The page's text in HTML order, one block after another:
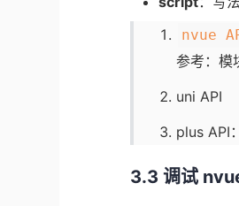
nvue
参考：模
uni API
plus API
3.3 调试